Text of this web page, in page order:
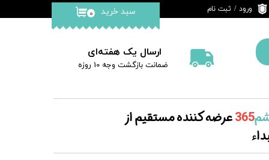
ارسال یک هفته‌ای
​ضمانت بازگشت وجه 10 روزه
۰ سبد خرید ورود / ثبت نام
تغییر گذر واژه
365عرضه کننده مستقیم از